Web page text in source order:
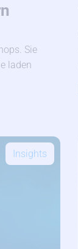
Sie
laden
Insights